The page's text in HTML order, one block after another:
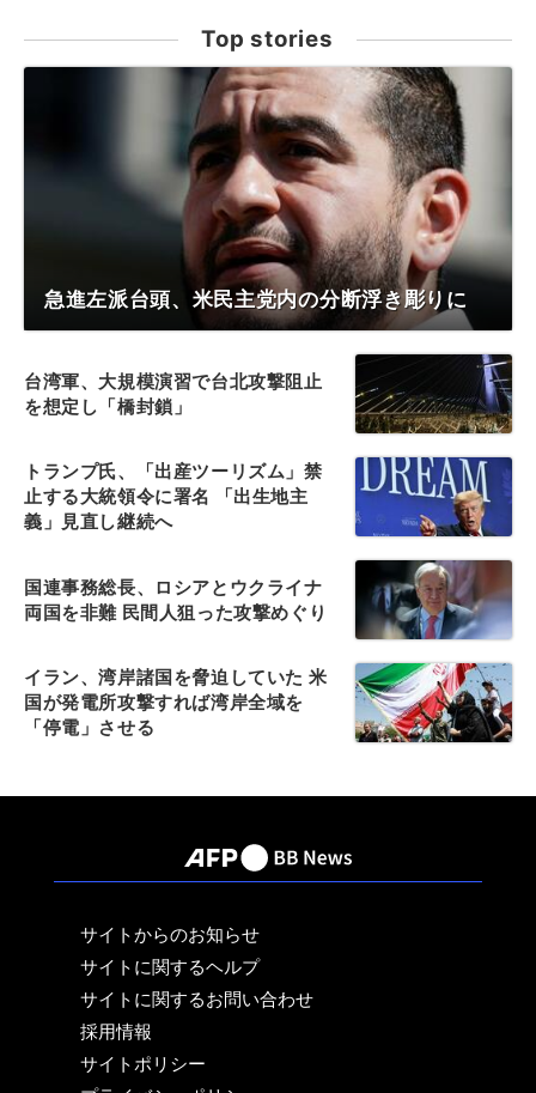
Top stories
急進左派台頭、米民主党内の分断浮き彫りに
台湾軍、大規模演習で台北攻撃阻止
を想定し「橋封鎖」
トランプ氏、「出産ツーリズム」禁
止する大統領令に署名 「出生地主
義」見直し継続へ
国連事務総長、ロシアとウクライナ
両国を非難 民間人狙った攻撃めぐり
イラン、湾岸諸国を脅迫していた 米
国が発電所攻撃すれば湾岸全域を
「停電」させる
サイトからのお知らせ
サイトに関するヘルプ
サイトに関するお問い合わせ
採用情報
サイトポリシー